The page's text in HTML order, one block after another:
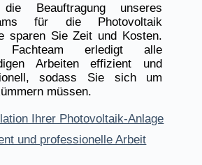
Beauftragung unseres
für die Photovoltaik
sparen Sie Zeit und Kosten.
Fachteam erledigt alle
Arbeiten effizient und
sodass Sie sich um
müssen.
Ihrer Photovoltaik-Anlage
und professionelle Arbeit